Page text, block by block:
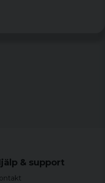
över knäet
och casual
& support